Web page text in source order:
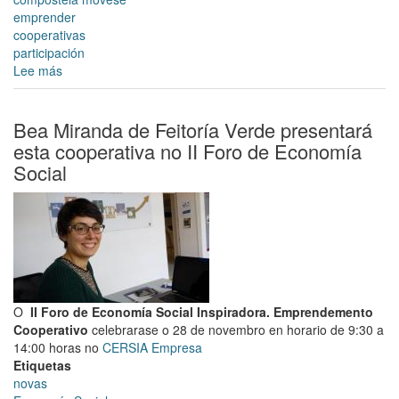
emprender
cooperativas
participación
Lee más
Os
do
bo
facer"
rematan
este
martes
5
de
decembro
coa
recollida
de
ideas
e
iniciativas
Bea Miranda de Feitoría Verde presentará
esta cooperativa no II Foro de Economía
Social
O II Foro de Economía Social Inspiradora. Emprendemento
Cooperativo celebrarase o 28 de novembro en horario de 9:30 a
14:00 horas no CERSIA Empresa
Etiquetas
novas